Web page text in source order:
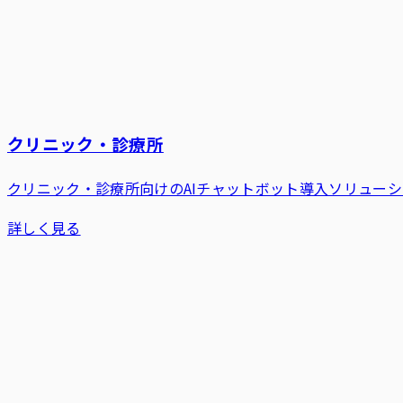
クリニック・診療所
クリニック・診療所向けのAIチャットボット導入ソリュー
詳しく見る